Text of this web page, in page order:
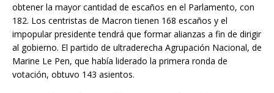
obtener la mayor cantidad de escaños en el Parlamento, con
182. Los centristas de Macron tienen 168 escaños y el
impopular presidente tendrá que formar alianzas a fin de dirigir
al gobierno. El partido de ultraderecha Agrupación Nacional, de
Marine Le Pen, que había liderado la primera ronda de
votación, obtuvo 143 asientos.